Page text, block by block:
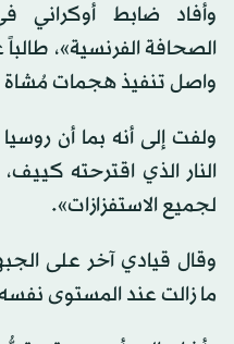
وأفاد ضابط أوكراني
الصحافة الفرنسية»،
واصل تنفيذ هجمات مُشاة
ولفت إلى أنه بما أن
النار الذي اقترحته
لجميع الاستفزازات».
وقال قيادي آخر على
ما زالت عند المستوى